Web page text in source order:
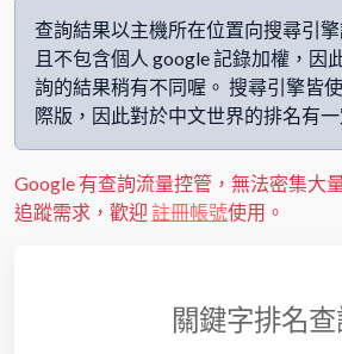
查詢結果以主機所在位置向搜尋引
且不包含個人 google 記錄加權，因
詢的結果稍有不同喔。 搜尋引擎皆
際版，因此對於中文世界的排名有
Google 有查詢流量控管，無法密集大
追蹤需求，歡迎 註冊帳號使用。
關鍵字排名查